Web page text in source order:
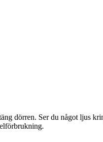
dörren. Ser du något ljus